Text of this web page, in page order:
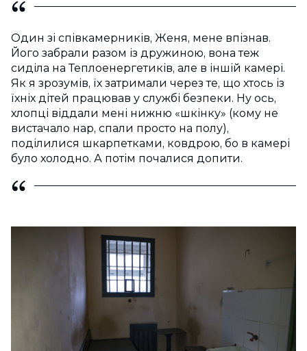
Один зі співкамерників, Женя, мене впізнав.
Його забрали разом із дружиною, вона теж
сиділа на Теплоенергетиків, але в іншій камері.
Як я зрозумів, їх затримали через те, що хтось із
їхніх дітей працював у службі безпеки. Ну ось,
хлопці віддали мені нижню «шкінку» (кому не
вистачало нар, спали просто на полу),
поділилися шкарпетками, ковдрою, бо в камері
було холодно. А потім почалися допити.